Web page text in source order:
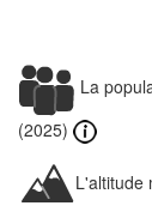
La
(2025)
L'altitude